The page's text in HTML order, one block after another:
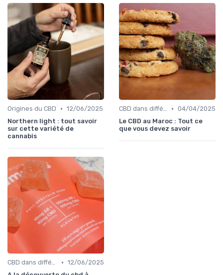
Origines du CBD • 12/06/2025
Northern light : tout savoir
sur cette variété de
cannabis
CBD dans différentes cultures • 04/04/2025
Le CBD au Maroc : Tout ce
que vous devez savoir
CBD dans différentes cultures • 12/06/2025